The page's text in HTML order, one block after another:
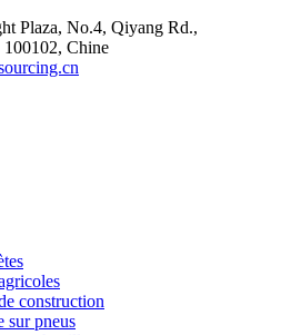
Plaza, No.4, Qiyang Rd.,
Chine
construction
sur pneus